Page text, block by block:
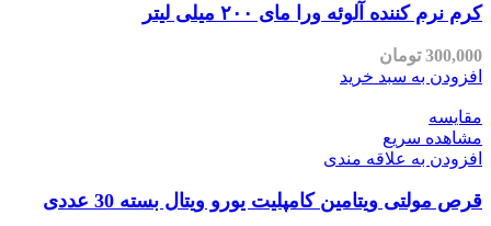
کرم نرم کننده آلوئه ورا مای ۲۰۰ میلی لیتر
300,000 تومان
افزودن به سبد خرید
مقایسه
مشاهده سریع
افزودن به علاقه مندی
قرص مولتی ویتامین کامپلیت یورو ویتال بسته 30 عددی